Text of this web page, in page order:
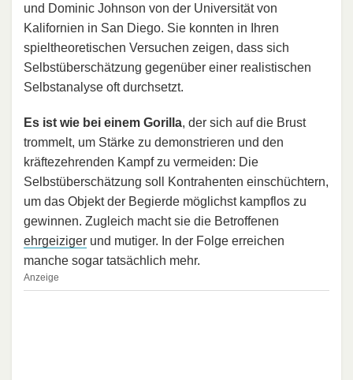
und Dominic Johnson von der Universität von
Kalifornien in San Diego. Sie konnten in Ihren
spieltheoretischen Versuchen zeigen, dass sich
Selbstüberschätzung gegenüber einer realistischen
Selbstanalyse oft durchsetzt.
Es ist wie bei einem Gorilla, der sich auf die Brust
trommelt, um Stärke zu demonstrieren und den
kräftezehrenden Kampf zu vermeiden: Die
Selbstüberschätzung soll Kontrahenten einschüchtern,
um das Objekt der Begierde möglichst kampflos zu
gewinnen. Zugleich macht sie die Betroffenen
ehrgeiziger und mutiger. In der Folge erreichen
manche sogar tatsächlich mehr.
Anzeige